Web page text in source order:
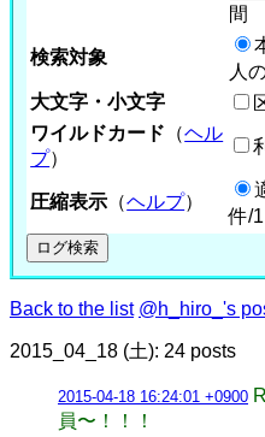
間
検索対象
人
大文字・小文字
ワイルドカード （ヘル
プ）
圧縮表示 （ヘルプ）
件/1
Back to the list @h_hiro_'s
2015_04_18 (土): 24 posts
2015-04-18 16:24:01 +0900
員〜！！！